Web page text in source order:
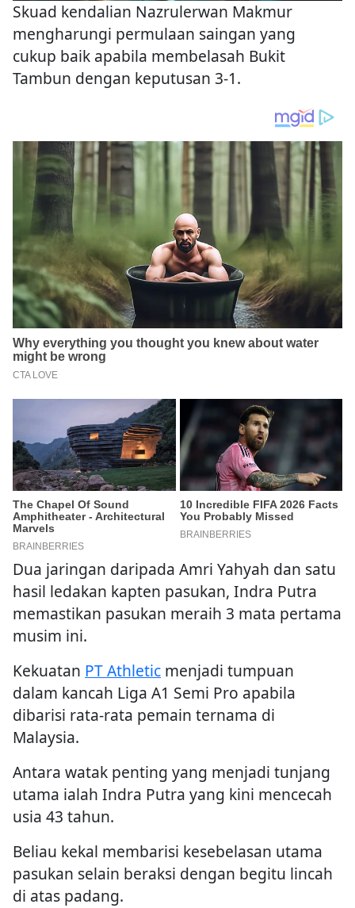
Skuad kendalian Nazrulerwan Makmur
mengharungi permulaan saingan yang
cukup baik apabila membelasah Bukit
Tambun dengan keputusan 3-1.
Dua jaringan daripada Amri Yahyah dan satu
hasil ledakan kapten pasukan, Indra Putra
memastikan pasukan meraih 3 mata pertama
musim ini.
Kekuatan PT Athletic menjadi tumpuan
dalam kancah Liga A1 Semi Pro apabila
dibarisi rata-rata pemain ternama di
Malaysia.
Antara watak penting yang menjadi tunjang
utama ialah Indra Putra yang kini mencecah
usia 43 tahun.
Beliau kekal membarisi kesebelasan utama
pasukan selain beraksi dengan begitu lincah
di atas padang.